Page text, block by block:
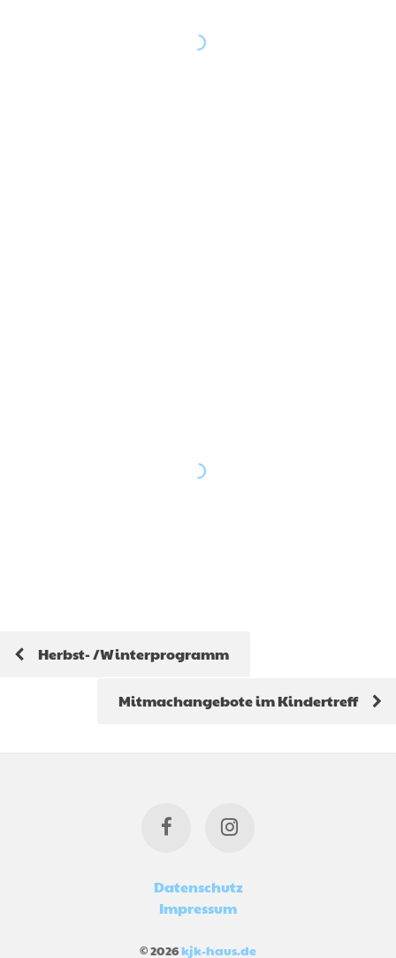
Herbst- /Winterprogramm
Mitmachangebote im Kindertreff
Datenschutz
Impressum
© 2026kjk-haus.de